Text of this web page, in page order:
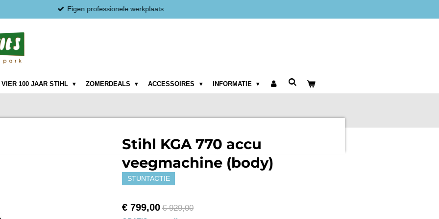
Eigen professionele werkplaats
VIER 100 JAAR STIHL ZOMERDEALS ACCESSOIRES INFORMATIE
Stihl KGA 770 accu
veegmachine (body)
STUNTACTIE
€ 799,00 € 929,00